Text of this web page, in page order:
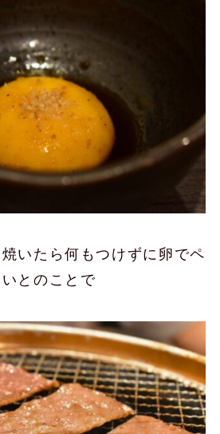
いたら何もつけずに卵でペ
とのことで